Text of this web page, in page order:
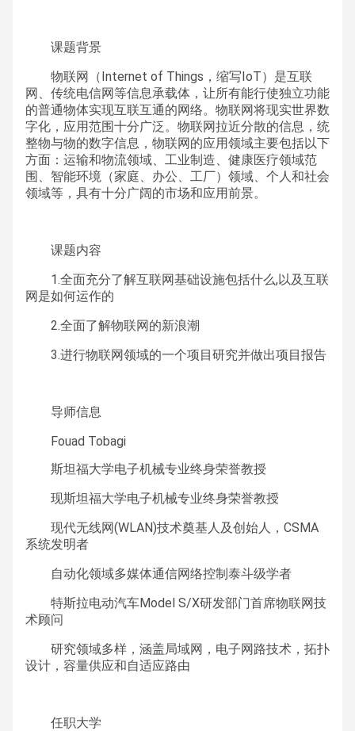
课题背景
物联网（Internet of Things，缩写IoT）是互联
网、传统电信网等信息承载体，让所有能行使独立功能
的普通物体实现互联互通的网络。物联网将现实世界数
字化，应用范围十分广泛。物联网拉近分散的信息，统
整物与物的数字信息，物联网的应用领域主要包括以下
方面：运输和物流领域、工业制造、健康医疗领域范
围、智能环境（家庭、办公、工厂）领域、个人和社会
领域等，具有十分广阔的市场和应用前景。
课题内容
1.全面充分了解互联网基础设施包括什么,以及互联
网是如何运作的
2.全面了解物联网的新浪潮
3.进行物联网领域的一个项目研究并做出项目报告
导师信息
Fouad Tobagi
斯坦福大学电子机械专业终身荣誉教授
现斯坦福大学电子机械专业终身荣誉教授
现代无线网(WLAN)技术奠基人及创始人，CSMA
系统发明者
自动化领域多媒体通信网络控制泰斗级学者
特斯拉电动汽车Model S/X研发部门首席物联网技
术顾问
研究领域多样，涵盖局域网，电子网路技术，拓扑
设计，容量供应和自适应路由
任职大学